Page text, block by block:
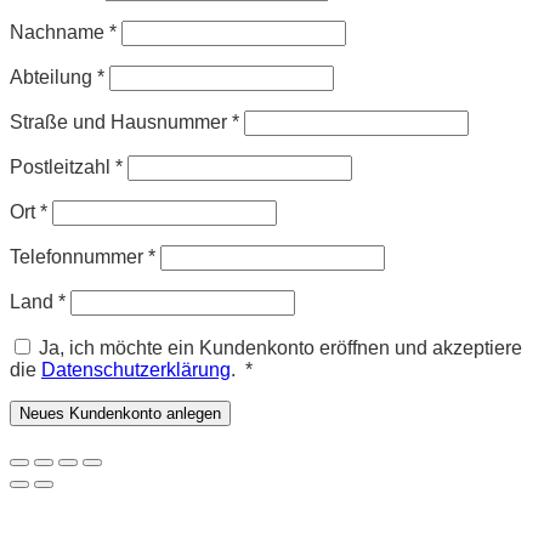
Nachname *
Abteilung *
Straße und Hausnummer *
Postleitzahl *
Ort*
Telefonnummer *
Land *
Ja, ich möchte ein Kundenkonto eröffnen und akzeptiere
die Datenschutzerklärung. *Erforderlich
Neues Kundenkonto anlegen